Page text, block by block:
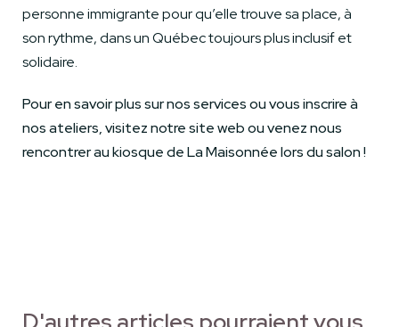
personne immigrante pour qu’elle trouve sa place, à
son rythme, dans un Québec toujours plus inclusif et
solidaire.
Pour en savoir plus sur nos services ou vous inscrire à
nos ateliers, visitez notre site web ou venez nous
rencontrer au kiosque de La Maisonnée lors du salon !